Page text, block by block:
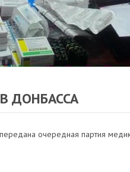
ДОНБАССА
очередная партия